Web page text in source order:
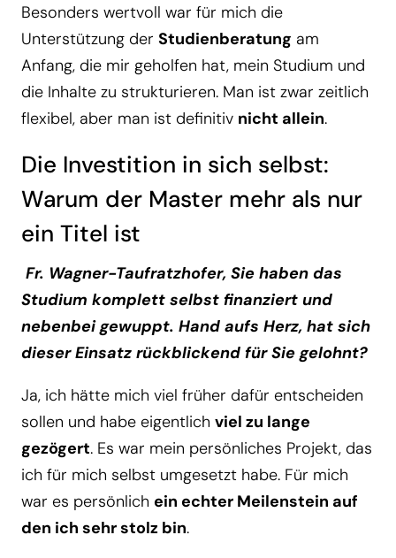
Besonders wertvoll war für mich die
Unterstützung der Studienberatung am
Anfang, die mir geholfen hat, mein Studium und
die Inhalte zu strukturieren. Man ist zwar zeitlich
flexibel, aber man ist definitiv nicht allein.
Die Investition in sich selbst:
Warum der Master mehr als nur
ein Titel ist
Fr. Wagner-Taufratzhofer, Sie haben das
Studium komplett selbst finanziert und
nebenbei gewuppt. Hand aufs Herz, hat sich
dieser Einsatz rückblickend für Sie gelohnt?
Ja, ich hätte mich viel früher dafür entscheiden
sollen und habe eigentlich viel zu lange
gezögert. Es war mein persönliches Projekt, das
ich für mich selbst umgesetzt habe. Für mich
war es persönlich ein echter Meilenstein auf
den ich sehr stolz bin.